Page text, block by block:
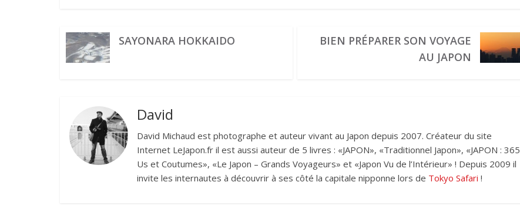
SAYONARA HOKKAIDO
BIEN PRÉPARER SON VOYAGE
AU JAPON
David
David Michaud est photographe et auteur vivant au Japon depuis 2007. Créateur du site
Internet LeJapon.fr il est aussi auteur de 5 livres : «JAPON», «Traditionnel Japon», «JAPON : 365
Us et Coutumes», «Le Japon – Grands Voyageurs» et «Japon Vu de l’Intérieur» ! Depuis 2009 il
invite les internautes à découvrir à ses côté la capitale nipponne lors de Tokyo Safari !